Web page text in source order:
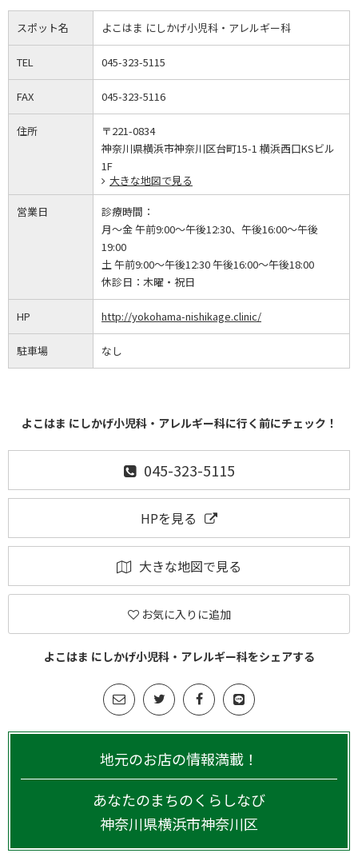
スポット名 よこはま にしかげ小児科・アレルギー科
TEL 045-323-5115
FAX 045-323-5116
住所
〒221-0834
神奈川県横浜市神奈川区台町15-1 横浜西口KSビル
1F
大きな地図で見る
営業日
診療時間：
月～金 午前9:00～午後12:30、午後16:00～午後
19:00
土 午前9:00～午後12:30 午後16:00～午後18:00
休診日： 木曜・祝日
HP http://yokohama-nishikage.clinic/
駐車場 なし
よこはま にしかげ小児科・アレルギー科に行く前にチェック！
045-323-5115
HPを見る
大きな地図で見る
お気に入りに追加
よこはま にしかげ小児科・アレルギー科をシェアする
地元のお店の情報満載！
あなたのまちのくらしなび
神奈川県横浜市神奈川区